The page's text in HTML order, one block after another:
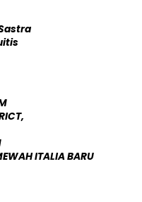
ITALIA BARU